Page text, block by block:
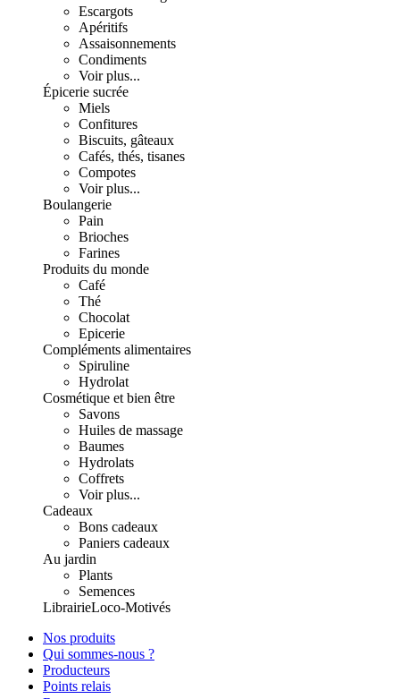
Escargots
Apéritifs
Assaisonnements
Condiments
Voir plus...
Épicerie sucrée
Miels
Confitures
Biscuits, gâteaux
Cafés, thés, tisanes
Compotes
Voir plus...
Boulangerie
Pain
Brioches
Farines
Produits du monde
Café
Thé
Chocolat
Epicerie
Compléments alimentaires
Spiruline
Hydrolat
Cosmétique et bien être
Savons
Huiles de massage
Baumes
Hydrolats
Coffrets
Voir plus...
Cadeaux
Bons cadeaux
Paniers cadeaux
Au jardin
Plants
Semences
LibrairieLoco-Motivés
Nos produits
Qui sommes-nous ?
Producteurs
Points relais